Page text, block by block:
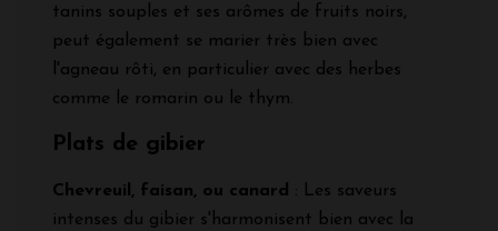
tanins souples et ses arômes de fruits noirs,
peut également se marier très bien avec
l'agneau rôti, en particulier avec des herbes
comme le romarin ou le thym.
Plats de gibier
Chevreuil, faisan, ou canard : Les saveurs
intenses du gibier s'harmonisent bien avec la